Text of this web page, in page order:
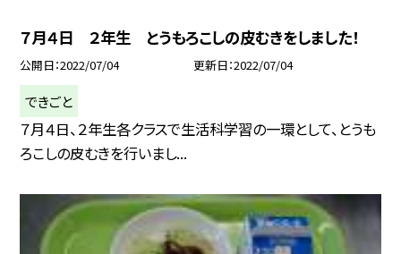
７月４日 ２年生 とうもろこしの皮むきをしました！
公開日 2022/07/04 更新日 2022/07/04
できごと
７月４日、２年生各クラスで生活科学習の一環として、とうも
ろこしの皮むきを行いまし...